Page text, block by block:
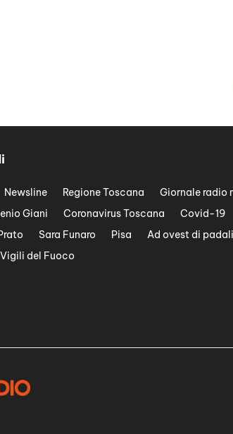
Newsline Regione Toscana Giornale radio
Giani Coronavirus Toscana Covid-19
Sara Funaro Pisa Ad ovest di
Vigili del Fuoco